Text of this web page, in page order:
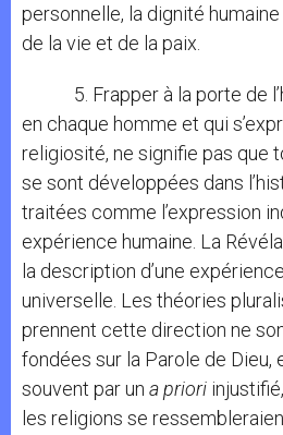
personnelle, la dignité
de la vie et de la paix.
5. Frapper à la porte de
en chaque homme et qui
religiosité, ne signifie pas que
se sont développées dans
traitées comme l’expression
expérience humaine. La
la description d’une
universelle. Les théories
prennent cette direction ne
fondées sur la Parole de
souvent par un a priori
les religions se